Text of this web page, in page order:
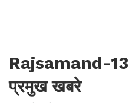
Rajsamand-13
प्रमुख खबरे